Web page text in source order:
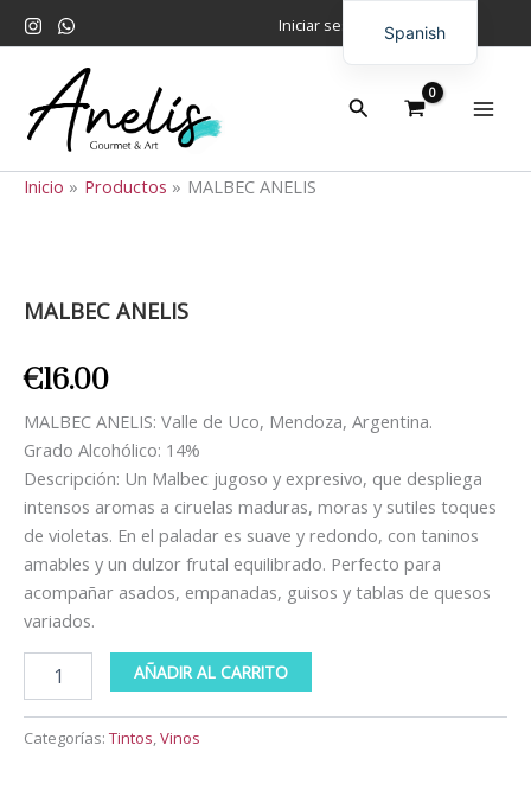
al
contenido
Iniciar sesión
Buscar
Inicio Productos MALBEC ANELIS
MALBEC ANELIS
€16.00
MALBEC ANELIS: Valle de Uco, Mendoza, Argentina.
Grado Alcohólico: 14%
Descripción: Un Malbec jugoso y expresivo, que despliega
intensos aromas a ciruelas maduras, moras y sutiles toques
de violetas. En el paladar es suave y redondo, con taninos
amables y un dulzor frutal equilibrado. Perfecto para
acompañar asados, empanadas, guisos y tablas de quesos
variados.
AÑADIR AL CARRITO
Categorías: Tintos,Vinos
Spanish